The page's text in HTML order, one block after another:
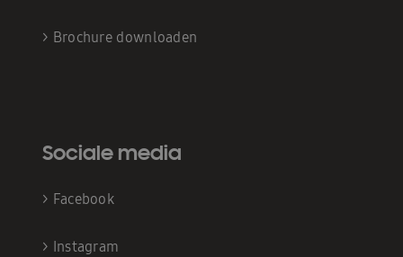
> Brochure downloaden
Sociale media
> Facebook
> Instagram